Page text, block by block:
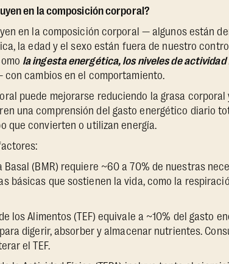
en la composición corporal?
en la composición corporal — algunos están
la edad y el sexo están fuera de nuestro
la ingesta energética, los niveles de actividad
cambios en el comportamiento.
puede mejorarse reduciendo la grasa
una comprensión del gasto energético diario
que convierten o utilizan energía.
Basal (BMR) requiere ~60 a 70% de nuestras
básicas que sostienen la vida, como la
los Alimentos (TEF) equivale a ~10% del gasto
digerir, absorber y almacenar nutrientes.
el TEF.